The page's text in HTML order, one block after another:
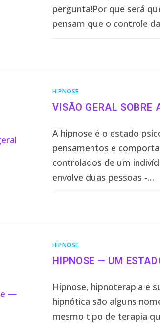
pergunta!Por que será
pensam que o controle
HIPNOSE
VISÃO GERAL SOBRE
A hipnose é o estado
pensamentos e
controlados de um
envolve duas pessoas -…
HIPNOSE
HIPNOSE — UM
Hipnose, hipnoterapia e
hipnótica são alguns
mesmo tipo de terapia